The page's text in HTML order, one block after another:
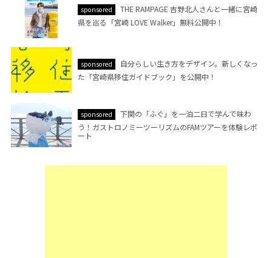
sponsored
THE RAMPAGE 吉野北人さんと一緒に宮崎
県を巡る「宮崎 LOVE Walker」無料公開中！
sponsored
自分らしい生き方をデザイン。新しくなっ
た「宮崎県移住ガイドブック」を公開中！
sponsored
下関の「ふぐ」を一泊二日で学んで味わ
う！ガストロノミーツーリズムのFAMツアーを体験レポ
ート